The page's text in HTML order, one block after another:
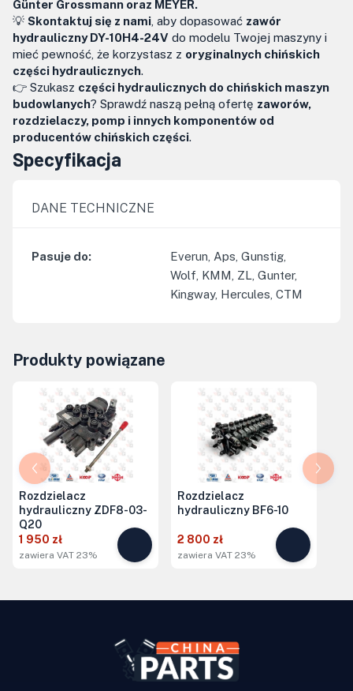
Günter Grossmann oraz MEYER.
💡 Skontaktuj się z nami , aby dopasować zawór
hydrauliczny DY-10H4-24V do modelu Twojej maszyny i
mieć pewność, że korzystasz z oryginalnych chińskich
części hydraulicznych.
👉 Szukasz części hydraulicznych do chińskich maszyn
budowlanych? Sprawdź naszą pełną ofertę zaworów,
rozdzielaczy, pomp i innych komponentów od
producentów chińskich części.
Specyfikacja
DANE TECHNICZNE
Pasuje do:
Everun, Aps, Gunstig,
Wolf, KMM, ZL, Gunter,
Kingway, Hercules, CTM
Produkty powiązane
Rozdzielacz
hydrauliczny ZDF8-03-
Q20
1 950 zł
zawiera VAT 23%
Rozdzielacz
hydrauliczny BF6-10
2 800 zł
zawiera VAT 23%